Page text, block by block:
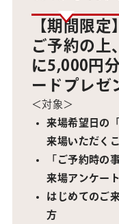
【期間限定】
ご予約の上
に5,000円
ードプレゼ
＜対象＞
来場希望日の
来場いただく
「ご予約時の
来場アンケー
はじめてのご
方